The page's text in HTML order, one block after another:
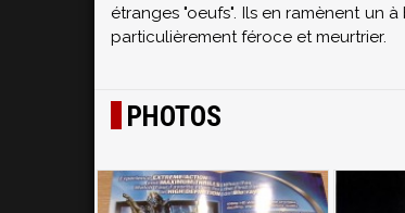
étranges "oeufs". Ils en ramènent un
particulièrement féroce et meurtrier.
PHOTOS